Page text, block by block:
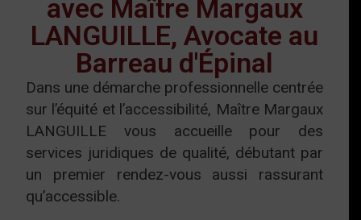
avec Maître Margaux
LANGUILLE, Avocate au
Barreau d'Épinal
Dans une démarche professionnelle centrée
sur l’équité et l’accessibilité, Maître Margaux
LANGUILLE vous accueille pour des
services juridiques de qualité, débutant par
un premier rendez-vous aussi rassurant
qu’accessible.